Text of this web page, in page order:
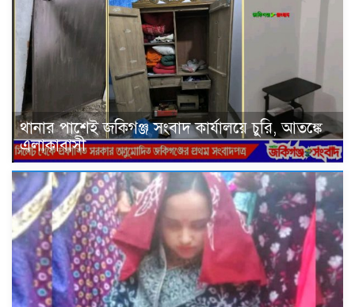
থানার পাশেই জকিগঞ্জ সংবাদ কার্যালয়ে চুরি, আতঙ্কে
এলাকাবাসী